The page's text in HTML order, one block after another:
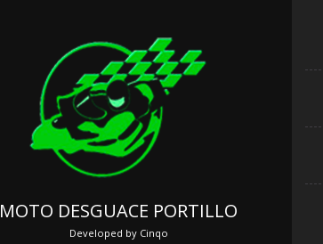
MOTO DESGUACE PORTILLO
Developed by Cinqo